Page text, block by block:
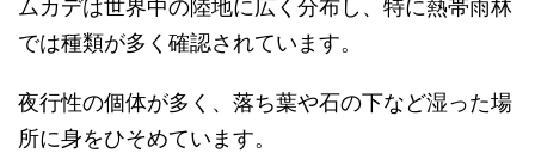
ムカデは世界中の陸地に広く分布し、特に熱帯雨林
では種類が多く確認されています。
夜行性の個体が多く、落ち葉や石の下など湿った場
所に身をひそめています。